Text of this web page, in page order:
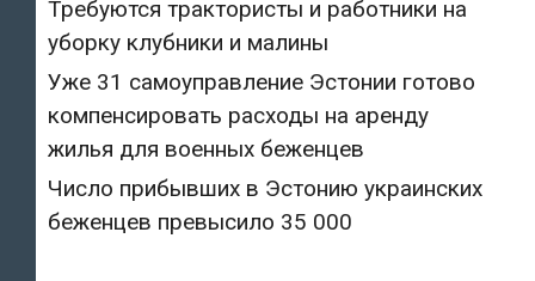
Требуются трактористы и работники на
уборку клубники и малины
Уже 31 самоуправление Эстонии готово
компенсировать расходы на аренду
жилья для военных беженцев
Число прибывших в Эстонию украинских
беженцев превысило 35 000